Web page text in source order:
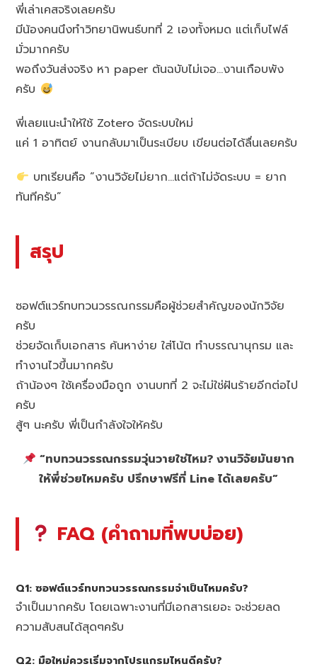
พี่เล่าเคสจริงเลยครับ
มีน้องคนนึงทำวิทยานิพนธ์บทที่ 2 เองทั้งหมด แต่เก็บไฟล์
มั่วมากครับ
พอถึงวันส่งจริง หา paper ต้นฉบับไม่เจอ…งานเกือบพัง
ครับ
พี่เลยแนะนำให้ใช้ Zotero จัดระบบใหม่
แค่ 1 อาทิตย์ งานกลับมาเป็นระเบียบ เขียนต่อได้ลื่นเลยครับ
บทเรียนคือ “งานวิจัยไม่ยาก…แต่ถ้าไม่จัดระบบ = ยาก
ทันทีครับ”
สรุป
ซอฟต์แวร์ทบทวนวรรณกรรมคือผู้ช่วยสำคัญของนักวิจัย
ครับ
ช่วยจัดเก็บเอกสาร ค้นหาง่าย ใส่โน้ต ทำบรรณานุกรม และ
ทำงานไวขึ้นมากครับ
ถ้าน้องๆ ใช้เครื่องมือถูก งานบทที่ 2 จะไม่ใช่ฝันร้ายอีกต่อไป
ครับ
สู้ๆ นะครับ พี่เป็นกำลังใจให้ครับ
“ทบทวนวรรณกรรมวุ่นวายใช่ไหม? งานวิจัยมันยาก
ให้พี่ช่วยไหมครับ ปรึกษาฟรีที่ Line ได้เลยครับ”
FAQ (คำถามที่พบบ่อย)
Q1: ซอฟต์แวร์ทบทวนวรรณกรรมจำเป็นไหมครับ?
จำเป็นมากครับ โดยเฉพาะงานที่มีเอกสารเยอะ จะช่วยลด
ความสับสนได้สุดๆครับ
Q2: มือใหม่ควรเริ่มจากโปรแกรมไหนดีครับ?